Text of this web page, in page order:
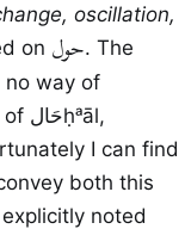
oscillation,
on حول. The
no way of
of حَالḥᵃāl,
I can find
both this
noted